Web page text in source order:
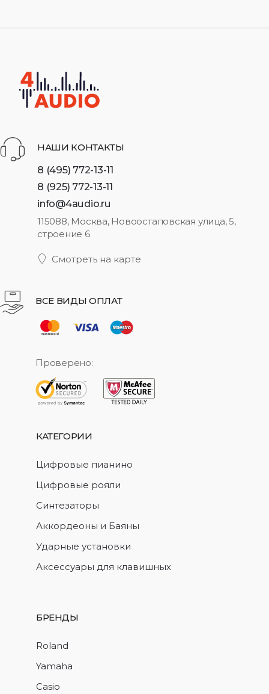
НАШИ КОНТАКТЫ
8 (495) 772-13-11
8 (925) 772-13-11
info@4audio.ru
115088, Москва, Новоостаповская улица, 5,
строение 6
Смотреть на карте
ВСЕ ВИДЫ ОПЛАТ
Проверено:
КАТЕГОРИИ
Цифровые пианино
Цифровые рояли
Синтезаторы
Аккордеоны и Баяны
Ударные установки
Аксессуары для клавишных
БРЕНДЫ
Roland
Yamaha
Casio